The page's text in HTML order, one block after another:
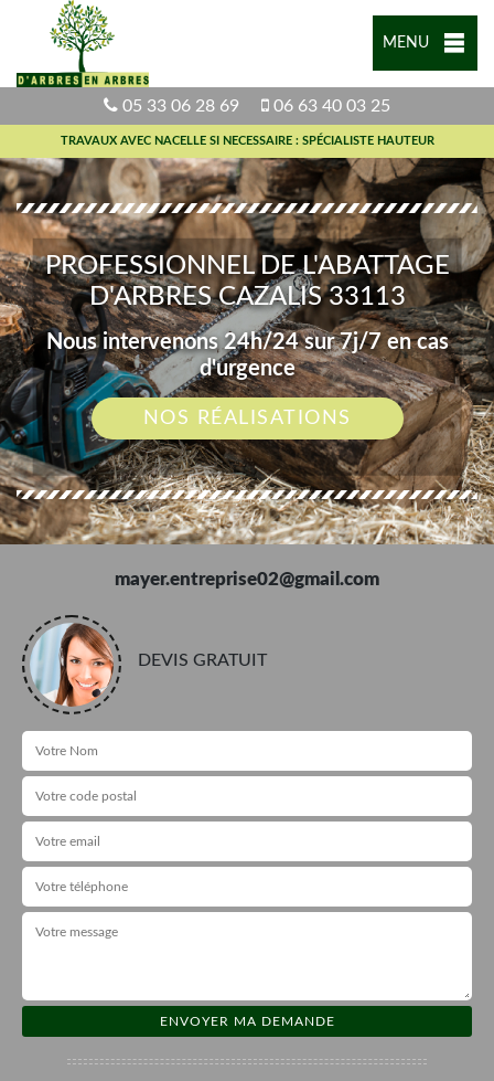
MENU
05 33 06 28 69 06 63 40 03 25
TRAVAUX AVEC NACELLE SI NECESSAIRE : SPÉCIALISTE HAUTEUR
PROFESSIONNEL DE L'ABATTAGE
D'ARBRES CAZALIS 33113
Nous intervenons 24h/24 sur 7j/7 en cas
d'urgence
NOS RÉALISATIONS
mayer.entreprise02@gmail.com
DEVIS GRATUIT